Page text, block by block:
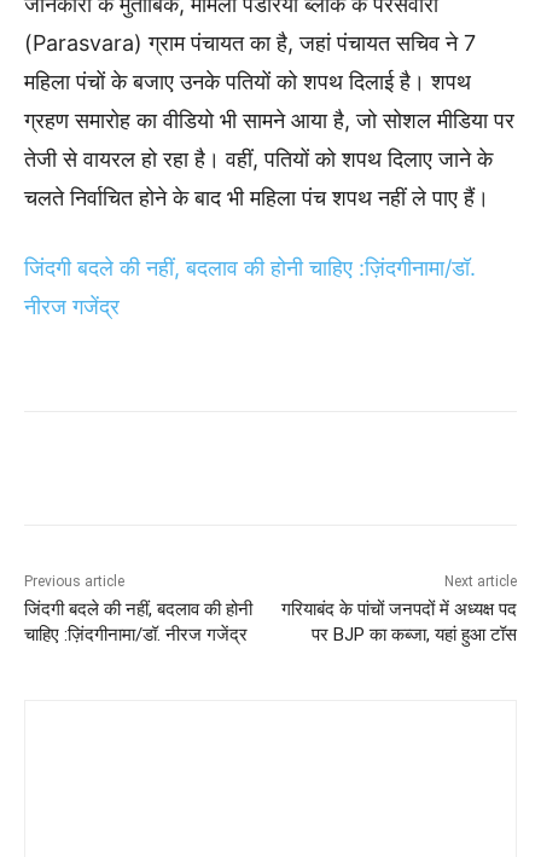
(Parasvara) ग्राम पंचायत का है, जहां पंचायत सचिव ने 7
महिला पंचों के बजाए उनके पतियों को शपथ दिलाई है। शपथ
ग्रहण समारोह का वीडियो भी सामने आया है, जो सोशल मीडिया पर
तेजी से वायरल हो रहा है। वहीं, पतियों को शपथ दिलाए जाने के
चलते निर्वाचित होने के बाद भी महिला पंच शपथ नहीं ले पाए हैं।
जिंदगी बदले की नहीं, बदलाव की होनी चाहिए :ज़िंदगीनामा/डॉ.
नीरज गजेंद्र
Previous article
जिंदगी बदले की नहीं, बदलाव की होनी
चाहिए :ज़िंदगीनामा/डॉ. नीरज गजेंद्र
Next article
गरियाबंद के पांचों जनपदों में अध्यक्ष पद
पर BJP का कब्जा, यहां हुआ टॉस